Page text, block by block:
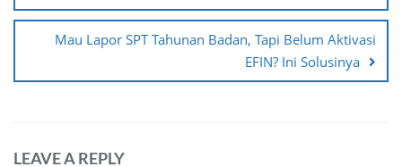
Mau Lapor SPT Tahunan Badan, Tapi Belum Aktivasi
EFIN? Ini Solusinya
LEAVE A REPLY